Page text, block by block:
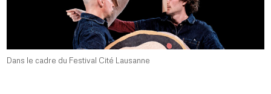
Dans le cadre du Festival Cité Lausanne